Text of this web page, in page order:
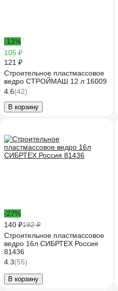
-13%
105 ₽
121 ₽
Строительное пластмассовое
ведро СТРОЙМАШ 12 л 16009
4.6(42)
В корзину
-27%
140 ₽192 ₽
Строительное пластмассовое
ведро 16л СИБРТЕХ Россия
81436
4.3(55)
В корзину